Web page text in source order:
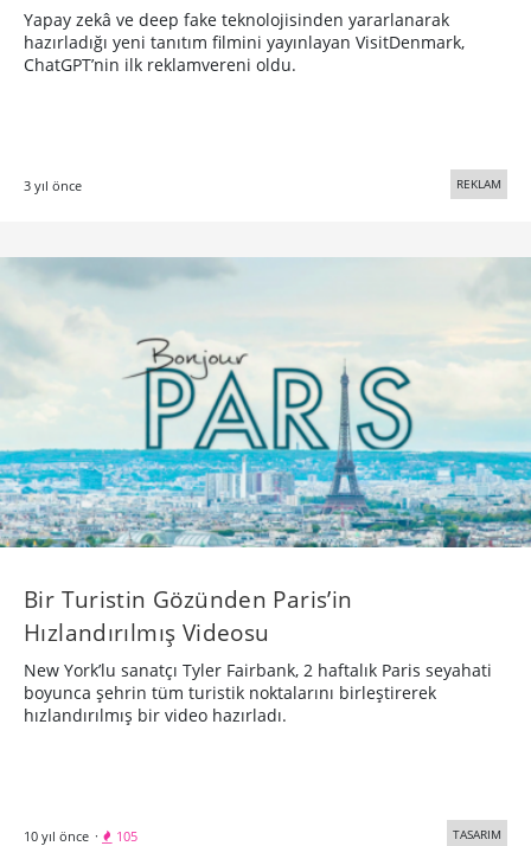
Yapay zekâ ve deep fake teknolojisinden yararlanarak
hazırladığı yeni tanıtım filmini yayınlayan VisitDenmark,
ChatGPT’nin ilk reklamvereni oldu.
3 yıl önce REKLAM
Bir Turistin Gözünden Paris’in
Hızlandırılmış Videosu
New York’lu sanatçı Tyler Fairbank, 2 haftalık Paris seyahati
boyunca şehrin tüm turistik noktalarını birleştirerek
hızlandırılmış bir video hazırladı.
10 yıl önce · 105 TASARIM